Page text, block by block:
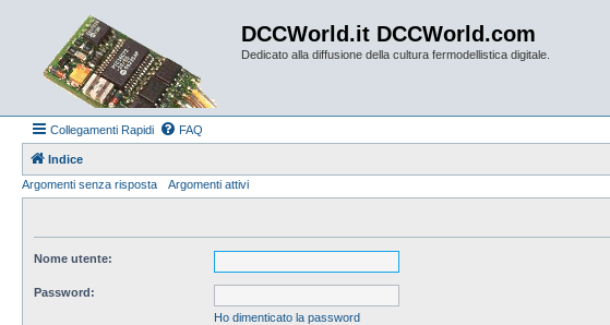
DCCWorld.it DCCWorld.com
Dedicato alla diffusione della cultura fermodellistica digitale.
Collegamenti Rapidi FAQ
Indice
Argomenti senza risposta
Argomenti attivi
Nome utente:
Password:
Ho dimenticato la password